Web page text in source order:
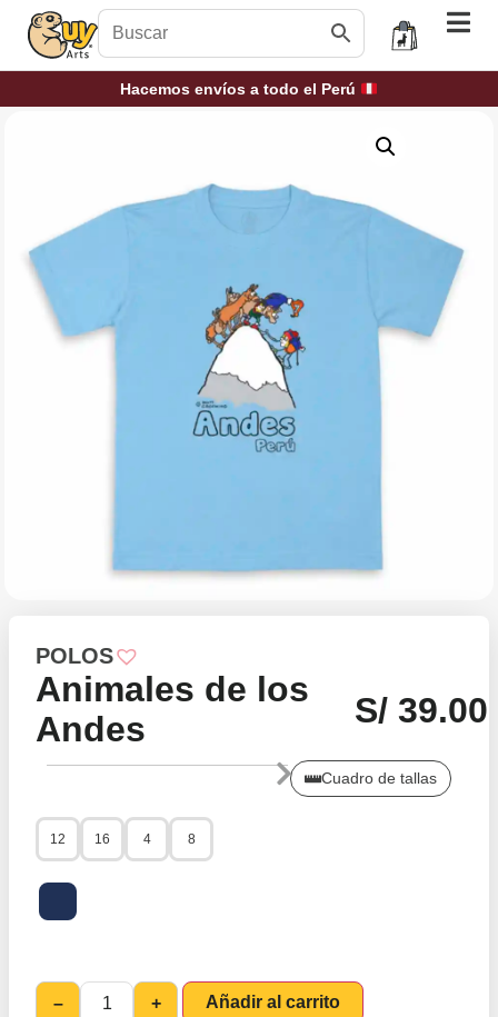
Hacemos envíos a todo el Perú
POLOS
Animales de los
Andes
S/39.00
Cuadro de tallas
12 16 4 8
– + Añadir al carrito